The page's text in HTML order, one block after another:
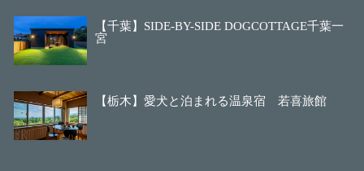
【千葉】SIDE-BY-SIDE DOGCOTTAGE千葉一
宮
【栃木】愛犬と泊まれる温泉宿 若喜旅館